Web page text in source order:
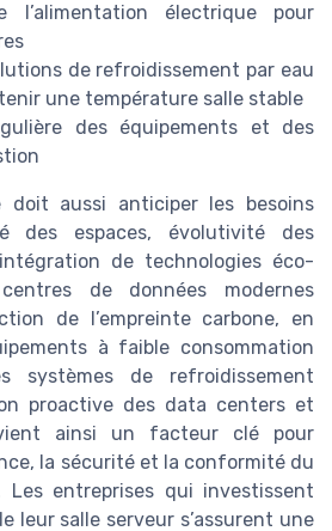
l’alimentation électrique pour
de refroidissement par eau
une température salle stable
des équipements et des
doit aussi anticiper les besoins
des espaces, évolutivité des
de technologies éco-
de données modernes
de l’empreinte carbone, en
à faible consommation
systèmes de refroidissement
proactive des data centers et
ainsi un facteur clé pour
la sécurité et la conformité du
entreprises qui investissent
leur salle serveur s’assurent une